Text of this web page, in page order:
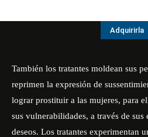
Adquirirla
También los tratantes moldean sus
reprimen la expresión de sus
lograr prostituir a las mujeres, para
sus vulnerabilidades, a través de
deseos. Los tratantes experimentan